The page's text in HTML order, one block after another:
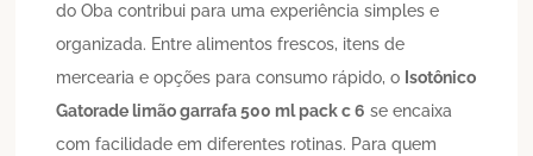
do Oba contribui para uma experiência simples e
organizada. Entre alimentos frescos, itens de
mercearia e opções para consumo rápido, o Isotônico
Gatorade limão garrafa 500 ml pack c 6 se encaixa
com facilidade em diferentes rotinas. Para quem